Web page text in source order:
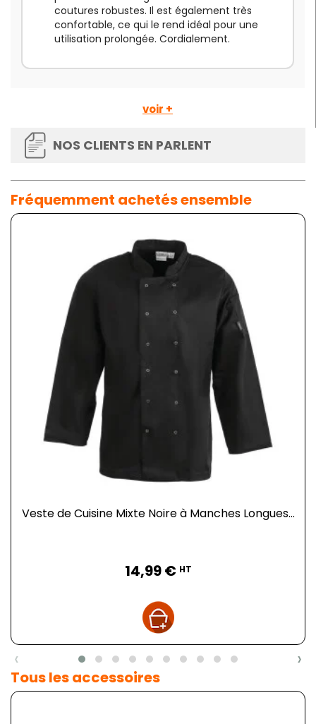
coutures robustes. Il est également très
confortable, ce qui le rend idéal pour une
utilisation prolongée. Cordialement.
voir +
NOS CLIENTS EN PARLENT
Fréquemment achetés ensemble
Veste de Cuisine Mixte Noire à Manches Longues...
14,99 € HT
‹ ›
Tous les accessoires